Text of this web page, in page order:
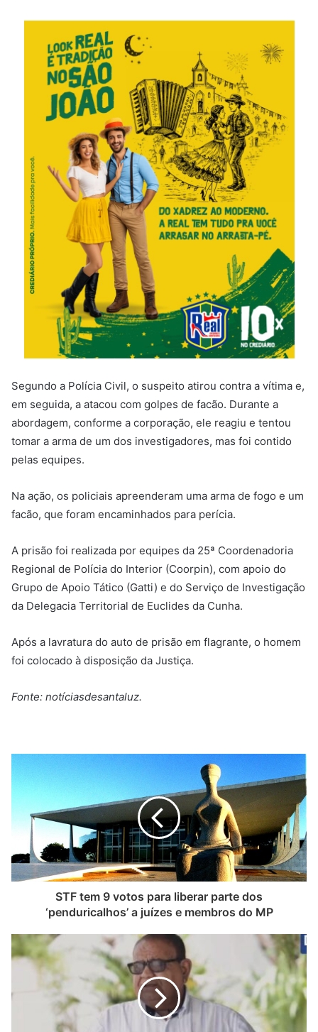
Segundo a Polícia Civil, o suspeito atirou contra a vítima e,
em seguida, a atacou com golpes de facão. Durante a
abordagem, conforme a corporação, ele reagiu e tentou
tomar a arma de um dos investigadores, mas foi contido
pelas equipes.
Na ação, os policiais apreenderam uma arma de fogo e um
facão, que foram encaminhados para perícia.
A prisão foi realizada por equipes da 25ª Coordenadoria
Regional de Polícia do Interior (Coorpin), com apoio do
Grupo de Apoio Tático (Gatti) e do Serviço de Investigação
da Delegacia Territorial de Euclides da Cunha.
Após a lavratura do auto de prisão em flagrante, o homem
foi colocado à disposição da Justiça.
Fonte: notíciasdesantaluz.
STF tem 9 votos para liberar parte dos
‘penduricalhos’ a juízes e membros do MP